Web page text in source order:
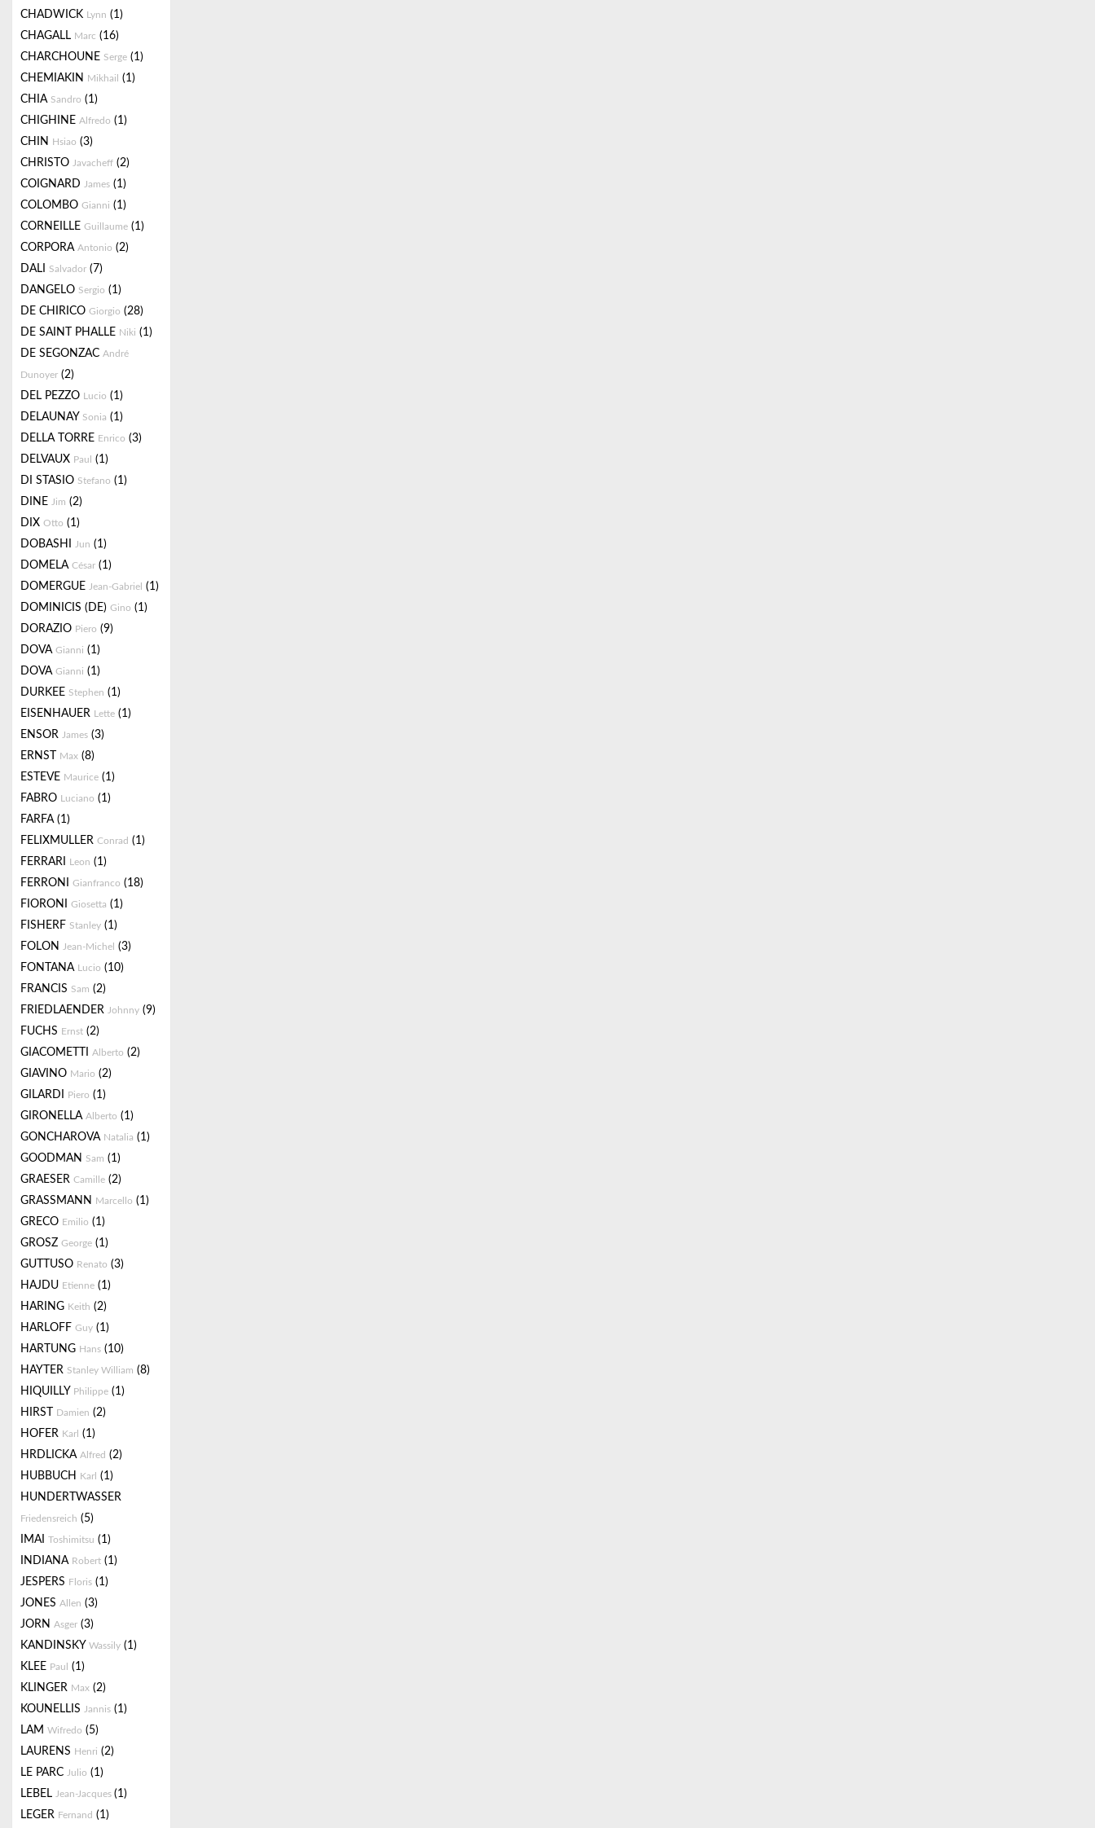
CHADWICK Lynn (1)
CHAGALL Marc (16)
CHARCHOUNE Serge (1)
CHEMIAKIN Mikhail
(1)
CHIA Sandro (1)
CHIGHINE Alfredo (1)
CHIN Hsiao (3)
CHRISTO Javacheff (2)
COIGNARD James (1)
COLOMBO Gianni (1)
CORNEILLE Guillaume (1)
CORPORA Antonio (2)
DALI
Salvador (7)
DANGELO Sergio (1)
DE CHIRICO Giorgio (28)
DE SAINT PHALLE Niki (1)
DE SEGONZAC André
Dunoyer (2)
DEL PEZZO Lucio (1)
DELAUNAY Sonia (1)
DELLA TORRE Enrico (3)
DELVAUX Paul
(1)
DI STASIO Stefano (1)
DINE Jim (2)
DIX Otto (1)
DOBASHI
Jun (1)
DOMELA César (1)
DOMERGUE Jean-Gabriel (1)
DOMINICIS (DE) Gino (1)
DORAZIO Piero (9)
DOVA Gianni (1)
DOVA Gianni (1)
DURKEE Stephen (1)
EISENHAUER Lette (1)
ENSOR James (3)
ERNST
Max (8)
ESTEVE Maurice (1)
FABRO Luciano (1)
FARFA (1)
FELIXMULLER Conrad (1)
FERRARI
Leon (1)
FERRONI Gianfranco (18)
FIORONI Giosetta (1)
FISHERF Stanley (1)
FOLON
Jean-Michel (3)
FONTANA Lucio (10)
FRANCIS Sam (2)
FRIEDLAENDER Johnny (9)
FUCHS Ernst (2)
GIACOMETTI Alberto (2)
GIAVINO Mario (2)
GILARDI
Piero (1)
GIRONELLA Alberto (1)
GONCHAROVA Natalia (1)
GOODMAN Sam (1)
GRAESER Camille (2)
GRASSMANN Marcello (1)
GRECO Emilio (1)
GROSZ George (1)
GUTTUSO Renato (3)
HAJDU Etienne (1)
HARING Keith (2)
HARLOFF Guy (1)
HARTUNG Hans (10)
HAYTER Stanley William (8)
HIQUILLY Philippe (1)
HIRST
Damien (2)
HOFER Karl (1)
HRDLICKA Alfred (2)
HUBBUCH
Karl (1)
HUNDERTWASSER
Friedensreich (5)
IMAI Toshimitsu (1)
INDIANA Robert (1)
JESPERS Floris (1)
JONES Allen (3)
JORN Asger (3)
KANDINSKY Wassily (1)
KLEE Paul
(1)
KLINGER Max (2)
KOUNELLIS Jannis (1)
LAM Wifredo (5)
LAURENS Henri (2)
LE PARC Julio (1)
LEBEL Jean-Jacques (1)
LEGER Fernand (1)